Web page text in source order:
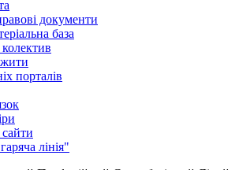
документи
база
порталів
лінія"